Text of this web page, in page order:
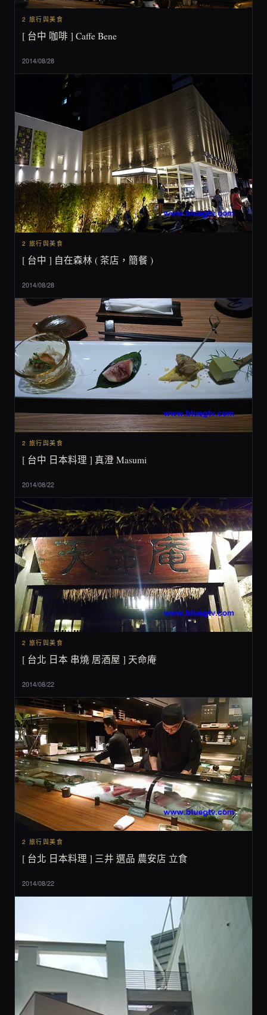
2 旅行與美食
[ 台中 咖啡 ] Caffe Bene
2014/08/28
2 旅行與美食
[ 台中 ] 自在森林 ( 茶店，簡餐 )
2014/08/28
2 旅行與美食
[ 台中 日本料理 ] 真澄 Masumi
2014/08/22
2 旅行與美食
[ 台北 日本 串燒 居酒屋 ] 天命庵
2014/08/22
2 旅行與美食
[ 台北 日本料理 ] 三井 選品 農安店 立食
2014/08/22